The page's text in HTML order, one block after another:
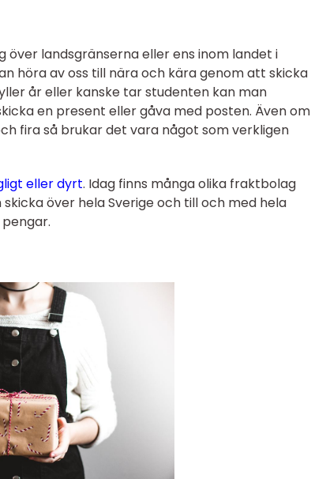
över landsgränserna eller ens inom landet i
höra av oss till nära och kära genom att skicka
år eller kanske tar studenten kan man
en present eller gåva med posten. Även om
fira så brukar det vara något som verkligen
eller dyrt. Idag finns många olika fraktbolag
över hela Sverige och till och med hela